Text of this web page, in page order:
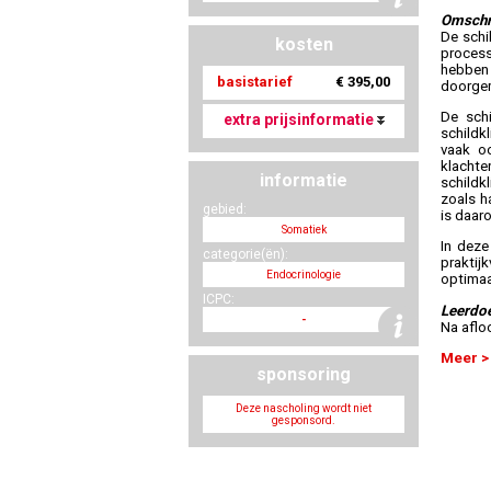
kosten
basistarief € 395,00
extra prijsinformatie
informatie
gebied:
Somatiek
categorie(ën):
Endocrinologie
ICPC:
-
sponsoring
Deze nascholing wordt niet
gesponsord.
De
De
vaak
zoals
is
In
Na
Meer >